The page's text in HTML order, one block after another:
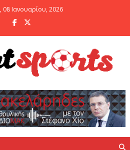
08 Ιανουαρίου, 2026